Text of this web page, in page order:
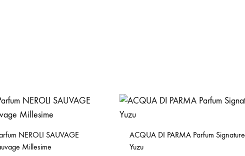
NEROLI SAUVAGE
Millesime
ACQUA DI PARMA Parfum Signature
Yuzu